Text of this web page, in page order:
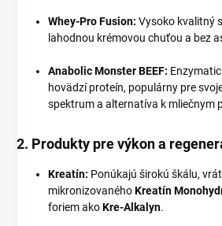
Whey-Pro Fusion: Vysoko kvalitný
lahodnou krémovou chuťou a bez
Anabolic Monster BEEF:
hovädzí proteín, populárny pre
spektrum a alternatíva k mliečnym
2. Produkty pre výkon a
Kreatín: Ponúkajú širokú škálu,
mikronizovanéhoKreatín
foriem akoKre-Alkalyn.